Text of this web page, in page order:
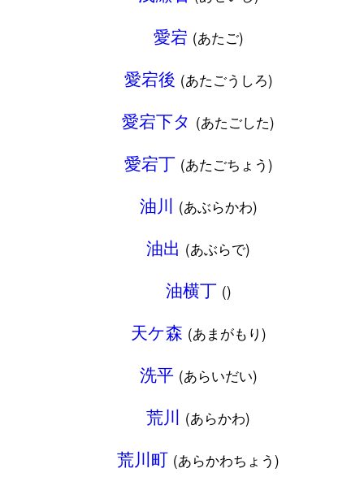
愛宕 (あたご)
愛宕後 (あたごうしろ)
愛宕下タ (あたごした)
愛宕丁 (あたごちょう)
油川 (あぶらかわ)
油出 (あぶらで)
油横丁 ()
天ケ森 (あまがもり)
洗平 (あらいだい)
荒川 (あらかわ)
荒川町 (あらかわちょう)